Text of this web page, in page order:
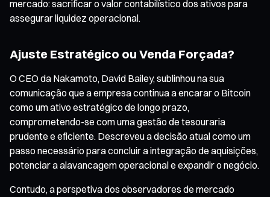
mercado: sacrificar o valor contabilístico dos ativos para
assegurar liquidez operacional.
Ajuste Estratégico ou Venda Forçada?
O CEO da Nakamoto, David Bailey, sublinhou na sua
comunicação que a empresa continua a encarar o Bitcoin
como um ativo estratégico de longo prazo,
comprometendo-se com uma gestão de tesouraria
prudente e eficiente. Descreveu a decisão atual como um
passo necessário para concluir a integração de aquisições,
potenciar a alavancagem operacional e expandir o negócio.
Contudo, a perspetiva dos observadores de mercado